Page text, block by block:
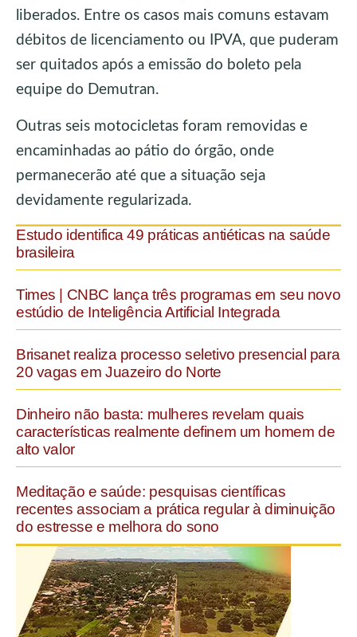
liberados. Entre os casos mais comuns estavam
débitos de licenciamento ou IPVA, que puderam
ser quitados após a emissão do boleto pela
equipe do Demutran.
Outras seis motocicletas foram removidas e
encaminhadas ao pátio do órgão, onde
permanecerão até que a situação seja
devidamente regularizada.
Estudo identifica 49 práticas antiéticas na saúde
brasileira
Times | CNBC lança três programas em seu novo
estúdio de Inteligência Artificial Integrada
Brisanet realiza processo seletivo presencial para
20 vagas em Juazeiro do Norte
Dinheiro não basta: mulheres revelam quais
características realmente definem um homem de
alto valor
Meditação e saúde: pesquisas científicas
recentes associam a prática regular à diminuição
do estresse e melhora do sono